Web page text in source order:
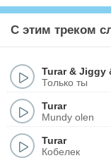
С этим треком
Turar& Jiggy
Только ты
Turar
Mundy olen
Turar
Кобелек